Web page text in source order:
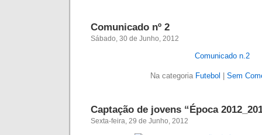
Comunicado nº 2
Sábado, 30 de Junho, 2012
Comunicado n.2
Na categoria Futebol Sem
Captação de jovens “Época
Sexta-feira, 29 de Junho, 2012